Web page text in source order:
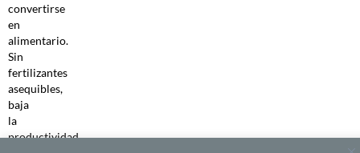
convertirse
en
alimentario.
Sin
fertilizantes
asequibles,
baja
la
productividad